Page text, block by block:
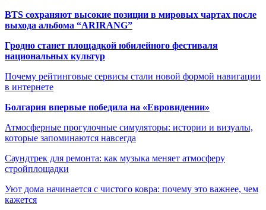
BTS сохраняют высокие позиции в мировых чартах после
выхода альбома “ARIRANG”
Гродно станет площадкой юбилейного фестиваля
национальных культур
Почему рейтинговые сервисы стали новой формой навигации
в интернете
Болгария впервые победила на «Евровидении»
Атмосферные прогулочные симуляторы: истории и визуалы,
которые запоминаются навсегда
Саундтрек для ремонта: как музыка меняет атмосферу
стройплощадки
Уют дома начинается с чистого ковра: почему это важнее, чем
кажется